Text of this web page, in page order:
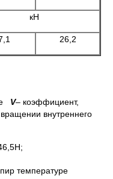
кН
26,2
V– коэффициент,
внутреннего
температуре